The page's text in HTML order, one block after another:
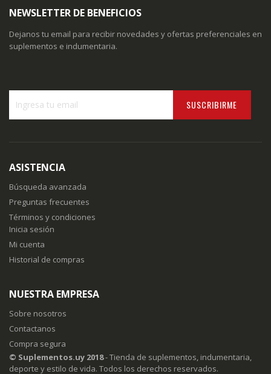
NEWSLETTER DE BENEFICIOS
Dejanos tu email para recibir novedades y ofertas preferenciales en
suplementos e indumentaria.
de
noticias:
SUSCRIBIRME
ASISTENCIA
Búsqueda avanzada
Preguntas frecuentes
Términos y condiciones
Inicia sesión
Mi cuenta
Historial de compras
NUESTRA EMPRESA
Sobre nosotros
Contactanos
Compra segura
© Suplementos.uy 2018- Tienda de suplementos, indumentaria,
deporte y estilo de vida. Todos los derechos reservados.